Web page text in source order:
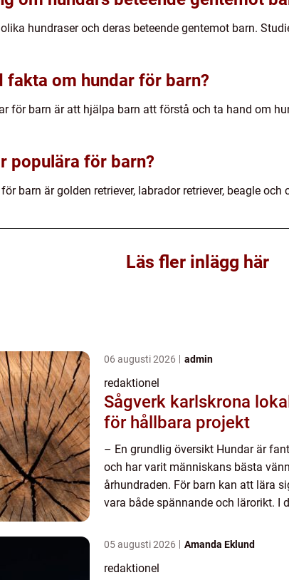
hundraser och deras beteende gentemot barn.
fakta om hundar för barn?
för barn är att hjälpa barn att förstå och ta hand om
populära för barn?
barn är golden retriever, labrador retriever, beagle
Läs fler inlägg här
06 augusti 2026 admin
redaktionel
Sågverk karlskrona lokalt virke
för hållbara projekt
– En grundlig översikt Hundar är
och har varit människans bästa
århundraden. För barn kan att lära
vara både spännande och lärorikt. I
hundar...
05 augusti 2026 Amanda Eklund
redaktionel